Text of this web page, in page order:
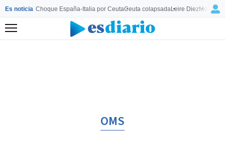
Es noticia Choque España-Italia por CeutaCeuta colapsadaLeire Diez
Menú
OMS